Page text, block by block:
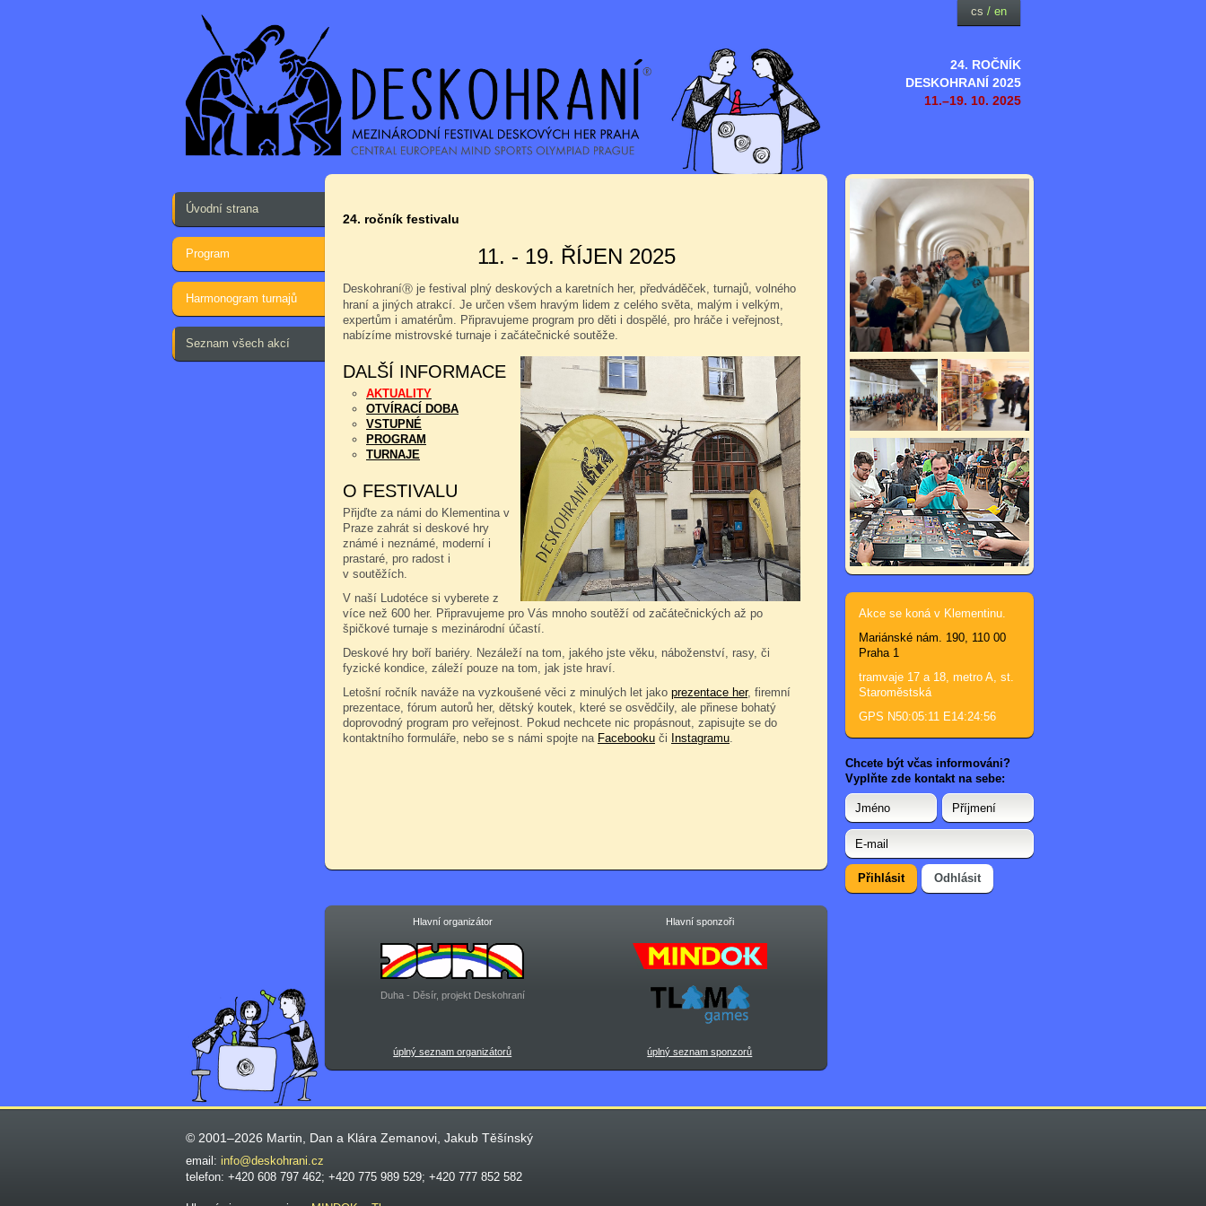
24. ROČNÍK
DESKOHRANÍ 2025
11.–19. 10. 2025
cs / en
Úvodní strana
Program
Harmonogram turnajů
Seznam všech akcí
24. ročník festivalu
11. - 19. ŘÍJEN 2025
DeskohraníⓇ je festival plný deskových a karetních her, předváděček, turnajů, volného
hraní a jiných atrakcí. Je určen všem hravým lidem z celého světa, malým i velkým,
expertům i amatérům. Připravujeme program pro děti i dospělé, pro hráče i veřejnost,
nabízíme mistrovské turnaje i začátečnické soutěže.
DALŠÍ INFORMACE
AKTUALITY
OTVÍRACÍ DOBA
VSTUPNÉ
PROGRAM
TURNAJE
O FESTIVALU
Přijďte za námi do Klementina v
Praze zahrát si deskové hry
známé i neznámé, moderní i
prastaré, pro radost i
v soutěžích.
V naší Ludotéce si vyberete z
více než 600 her. Připravujeme pro Vás mnoho soutěží od začátečnických až po
špičkové turnaje s mezinárodní účastí.
Deskové hry boří bariéry. Nezáleží na tom, jakého jste věku, náboženství, rasy, či
fyzické kondice, záleží pouze na tom, jak jste hraví.
Letošní ročník naváže na vyzkoušené věci z minulých let jako prezentace her, firemní
prezentace, fórum autorů her, dětský koutek, které se osvědčily, ale přinese bohatý
doprovodný program pro veřejnost. Pokud nechcete nic propásnout, zapisujte se do
kontaktního formuláře, nebo se s námi spojte na Facebooku či Instagramu.
Hlavní organizátor Hlavní sponzoři
Duha - Děsír, projekt Deskohraní
úplný seznam organizátorů úplný seznam sponzorů
Akce se koná v Klementinu.
Mariánské nám. 190, 110 00
Praha 1
tramvaje 17 a 18, metro A, st.
Staroměstská
GPS N50:05:11 E14:24:56
Chcete být včas informováni?
Vyplňte zde kontakt na sebe:
© 2001–2026 Martin, Dan a Klára Zemanovi, Jakub Těšínský
email: info@deskohrani.cz
telefon: +420 608 797 462; +420 775 989 529; +420 777 852 582